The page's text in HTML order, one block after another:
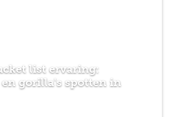
list ervaring:
gorilla's spotten in